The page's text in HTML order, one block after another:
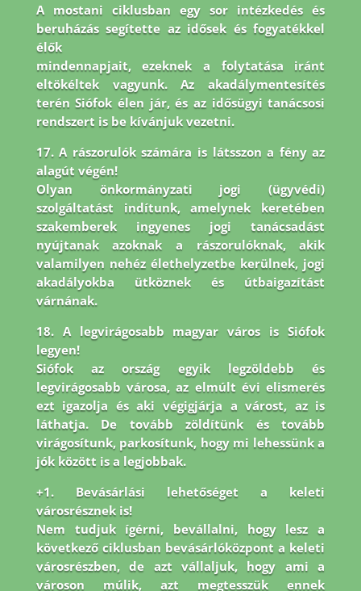
A mostani ciklusban egy sor intézkedés és
beruházás segítette az idősek és fogyatékkel
élők
mindennapjait, ezeknek a folytatása iránt
eltökéltek vagyunk. Az akadálymentesítés
terén Siófok élen jár,és az idősügyi tanácsosi
rendszert is be kívánjuk vezetni.
17. A rászorulók számára is látsszon a fény az
alagút végén!
Olyan önkormányzati jogi (ügyvédi)
szolgáltatást indítunk, amelynek keretében
szakemberek ingyenes jogi tanácsadást
nyújtanak azoknak a rászorulóknak, akik
valamilyen nehéz élethelyzetbe kerülnek, jogi
akadályokba ütköznek és útbaigazítást
várnának.
18. A legvirágosabb magyar város is Siófok
legyen!
Siófok az ország egyik legzöldebb és
legvirágosabb városa, az elmúlt évi elismerés
ezt igazolja és aki végigjárja a várost, az is
láthatja. De tovább zöldítünk és tovább
virágosítunk, parkosítunk, hogy mi lehessünk a
jók között is a legjobbak.
+1. Bevásárlási lehetőséget a keleti
városrésznek is!
Nem tudjuk ígérni, bevállalni, hogy lesz a
következő ciklusban bevásárlóközpont a keleti
városrészben, de azt vállaljuk, hogy ami a
városon múlik, azt megtesszük ennek